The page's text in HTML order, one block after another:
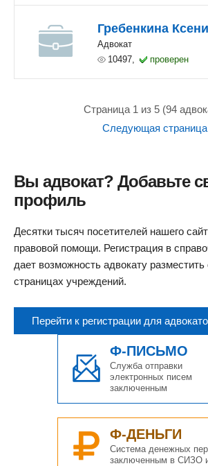
Гребенкина
Адвокат
10497,
проверен
Страница 1 из 5 (94
Следующая страница
Вы адвокат? Добавьте
профиль
Десятки тысяч посетителей нашего
правовой помощи. Регистрация в
дает возможность адвокату
страницах учреждений.
Перейти к регистрации для
Ф-ПИСЬМО
Служба отправки
электронных писем
заключенным
Ф-ДЕНЬГИ
Система денежных
заключенным в СИЗО